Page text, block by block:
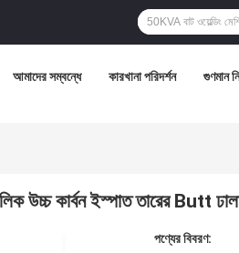
আমাদের সম্বন্ধে কারখানা পরিদর্শন গুণমান
উচ্চ কার্বন ইস্পাত তারের Butt
পণ্যের বিবরণ: